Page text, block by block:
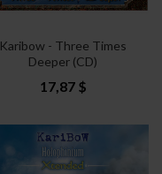
Karibow - Three Times
Deeper (CD)
17,87 $